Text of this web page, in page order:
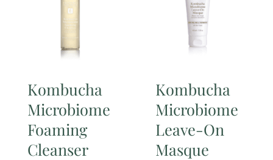
optie
kan
worden
productpagina
Kombucha
Microbiome
Foaming
Cleanser
Kombucha
Microbiome
Leave-On
Masque